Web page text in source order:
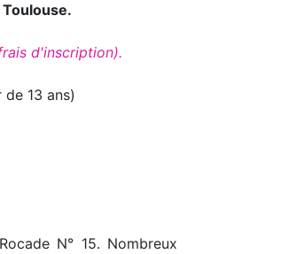
d'inscription).
13 ans)
N° 15. Nombreux